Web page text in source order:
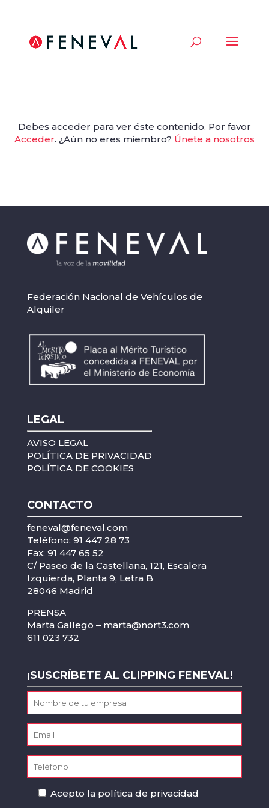
Debes acceder para ver éste contenido. Por favor
Acceder. ¿Aún no eres miembro? Únete a nosotros
Federación Nacional de Vehículos de
Alquiler
LEGAL
AVISO LEGAL
POLÍTICA DE PRIVACIDAD
POLÍTICA DE COOKIES
CONTACTO
feneval@feneval.com
Teléfono: 91 447 28 73
Fax: 91 447 65 52
C/ Paseo de la Castellana, 121, Escalera
Izquierda, Planta 9, Letra B
28046 Madrid
PRENSA
Marta Gallego – marta@nort3.com
611 023 732
¡SUSCRÍBETE AL CLIPPING FENEVAL!
Acepto la política de privacidad